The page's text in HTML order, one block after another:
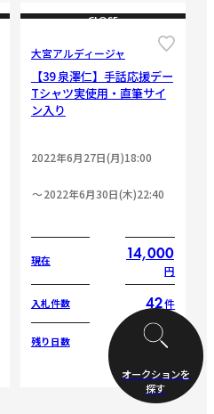
CLOSE
大宮アルディージャ
【39 泉澤仁】手話応援デー
Tシャツ実使用・直筆サイ
ン入り
2022年6月27日(月)18:00
2022年6月30日(木)22:40
現在 14,000
円
入札件数 42件
残り日数 なし
オークションを
探す